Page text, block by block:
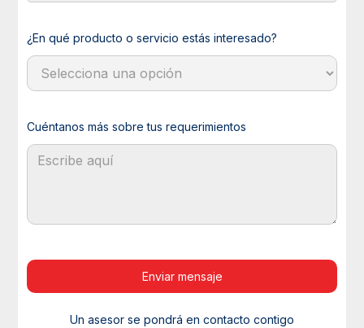
¿En qué producto o servicio estás interesado?
Cuéntanos más sobre tus requerimientos
Un asesor se pondrá en contacto contigo